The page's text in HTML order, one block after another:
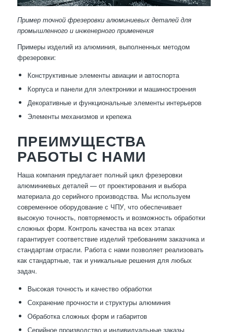
Пример точной фрезеровки алюминиевых деталей для
промышленного и инженерного применения
Примеры изделий из алюминия, выполненных методом
фрезеровки:
Конструктивные элементы авиации и автоспорта
Корпуса и панели для электроники и машиностроения
Декоративные и функциональные элементы интерьеров
Элементы механизмов и крепежа
ПРЕИМУЩЕСТВА
РАБОТЫ С НАМИ
Наша компания предлагает полный цикл фрезеровки
алюминиевых деталей — от проектирования и выбора
материала до серийного производства. Мы используем
современное оборудование с ЧПУ, что обеспечивает
высокую точность, повторяемость и возможность обработки
сложных форм. Контроль качества на всех этапах
гарантирует соответствие изделий требованиям заказчика и
стандартам отрасли. Работа с нами позволяет реализовать
как стандартные, так и уникальные решения для любых
задач.
Высокая точность и качество обработки
Сохранение прочности и структуры алюминия
Обработка сложных форм и габаритов
Серийное производство и индивидуальные заказы